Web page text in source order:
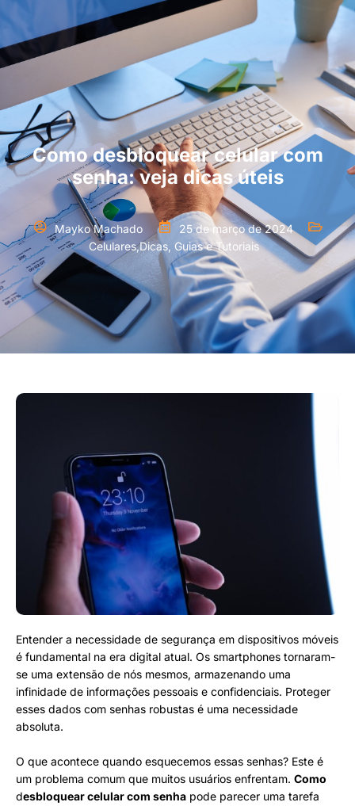
Como desbloquear celular com
senha: veja dicas úteis
Mayko Machado
25 de março de 2024
Celulares,Dicas, Guias e Tutoriais
Entender a necessidade de segurança em dispositivos móveis
é fundamental na era digital atual. Os smartphones tornaram-
se uma extensão de nós mesmos, armazenando uma
infinidade de informações pessoais e confidenciais. Proteger
esses dados com senhas robustas é uma necessidade
absoluta.
O que acontece quando esquecemos essas senhas? Este é
um problema comum que muitos usuários enfrentam. Como
desbloquear celular com senha pode parecer uma tarefa